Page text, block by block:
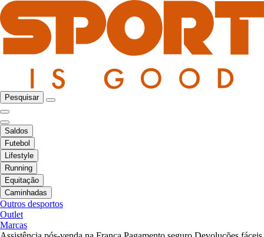
Pesquisar
Saldos
Futebol
Lifestyle
Running
Equitação
Caminhadas
Outros desportos
Outlet
Marcas